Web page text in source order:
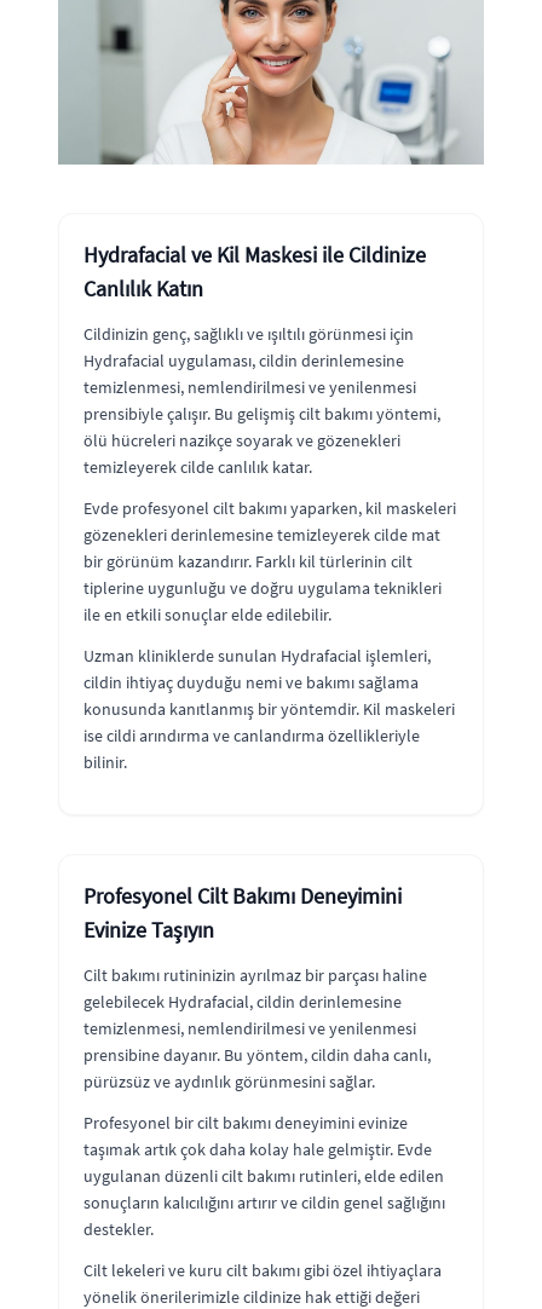
Hydrafacial ve Kil Maskesi ile Cildinize
Canlılık Katın
Cildinizin genç, sağlıklı ve ışıltılı görünmesi için
Hydrafacial uygulaması, cildin derinlemesine
temizlenmesi, nemlendirilmesi ve yenilenmesi
prensibiyle çalışır. Bu gelişmiş cilt bakımı yöntemi,
ölü hücreleri nazikçe soyarak ve gözenekleri
temizleyerek cilde canlılık katar.
Evde profesyonel cilt bakımı yaparken, kil maskeleri
gözenekleri derinlemesine temizleyerek cilde mat
bir görünüm kazandırır. Farklı kil türlerinin cilt
tiplerine uygunluğu ve doğru uygulama teknikleri
ile en etkili sonuçlar elde edilebilir.
Uzman kliniklerde sunulan Hydrafacial işlemleri,
cildin ihtiyaç duyduğu nemi ve bakımı sağlama
konusunda kanıtlanmış bir yöntemdir. Kil maskeleri
ise cildi arındırma ve canlandırma özellikleriyle
bilinir.
Profesyonel Cilt Bakımı Deneyimini
Evinize Taşıyın
Cilt bakımı rutininizin ayrılmaz bir parçası haline
gelebilecek Hydrafacial, cildin derinlemesine
temizlenmesi, nemlendirilmesi ve yenilenmesi
prensibine dayanır. Bu yöntem, cildin daha canlı,
pürüzsüz ve aydınlık görünmesini sağlar.
Profesyonel bir cilt bakımı deneyimini evinize
taşımak artık çok daha kolay hale gelmiştir. Evde
uygulanan düzenli cilt bakımı rutinleri, elde edilen
sonuçların kalıcılığını artırır ve cildin genel sağlığını
destekler.
Cilt lekeleri ve kuru cilt bakımı gibi özel ihtiyaçlara
yönelik önerilerimizle cildinize hak ettiği değeri